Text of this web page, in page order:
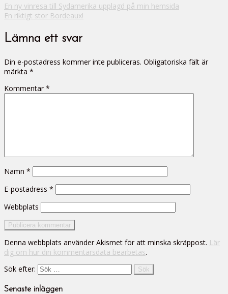
En ny vinresa till Sydamerika upplagd på min hemsida
En riktigt stor Bordeaux!
Lämna ett svar
Din e-postadress kommer inte publiceras. Obligatoriska fält är
märkta *
Kommentar *
Namn *
E-postadress *
Webbplats
Denna webbplats använder Akismet för att minska skräppost. Lär
dig om hur din kommentarsdata bearbetas.
Sök efter:
Senaste inläggen